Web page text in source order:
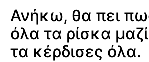
Ανήκω, θα πει
όλα τα ρίσκα
τα κέρδισες όλα.